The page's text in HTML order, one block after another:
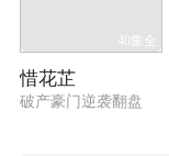
40集全
惜花芷
破产豪门逆袭翻盘